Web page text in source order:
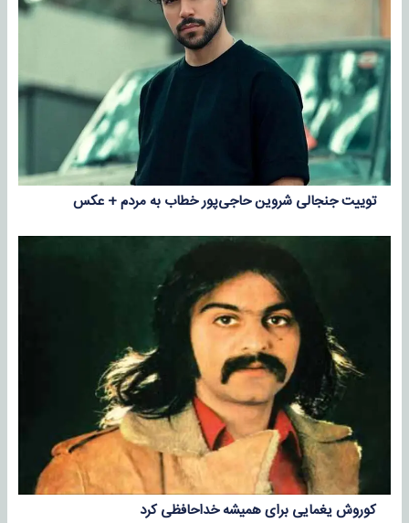
توییت جنجالی شروین حاجی‌پور خطاب به مردم + عکس
کوروش یغمایی برای همیشه خداحافظی کرد